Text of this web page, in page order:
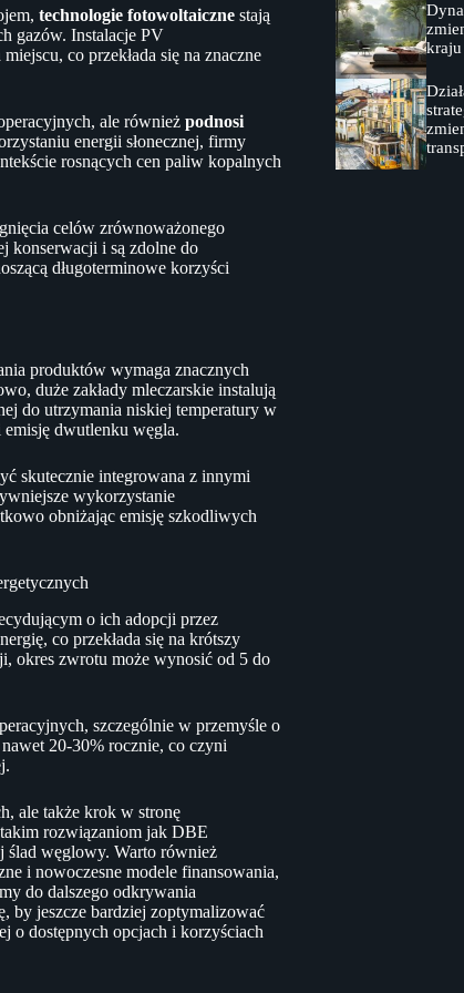
technologie fotowoltaiczne stają
gazów. Instalacje PV
co przekłada się na znaczne
ale również podnosi
energii słonecznej, firmy
rosnących cen paliw kopalnych
celów zrównoważonego
konserwacji i są zdolne do
długoterminowe korzyści
produktów wymaga znacznych
duże zakłady mleczarskie instalują
do utrzymania niskiej temperatury w
emisję dwutlenku węgla.
skutecznie integrowana z innymi
wykorzystanie
obniżając emisję szkodliwych
o ich adopcji przez
co przekłada się na krótszy
okres zwrotu może wynosić od 5 do
szczególnie w przemyśle o
20-30% rocznie, co czyni
ale także krok w stronę
rozwiązaniom jak DBE
ślad węglowy. Warto również
i nowoczesne modele finansowania,
do dalszego odkrywania
by jeszcze bardziej zoptymalizować
o dostępnych opcjach i korzyściach
kraju